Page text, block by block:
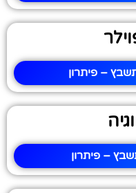
– פיתרון
– פיתרון